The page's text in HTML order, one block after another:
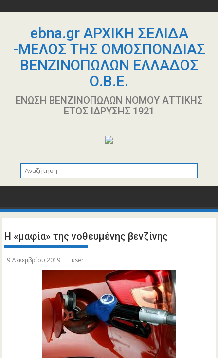
περιεχόμενοebna.gr ΑΡΧΙΚΗ ΣΕΛΙΔΑ
-ΜΕΛΟΣ ΤΗΣ ΟΜΟΣΠΟΝΔΙΑΣ
ΒΕΝΖΙΝΟΠΩΛΩΝ ΕΛΛΑΔΟΣ
Ο.Β.Ε.
ΕΝΩΣΗ ΒΕΝΖΙΝΟΠΩΛΩΝ ΝΟΜΟΥ ΑΤΤΙΚΗΣ
ΕΤΟΣ ΙΔΡΥΣΗΣ 1921
Η «μαφία» της νοθευμένης βενζίνης
9 Δεκεμβρίου 2019 user